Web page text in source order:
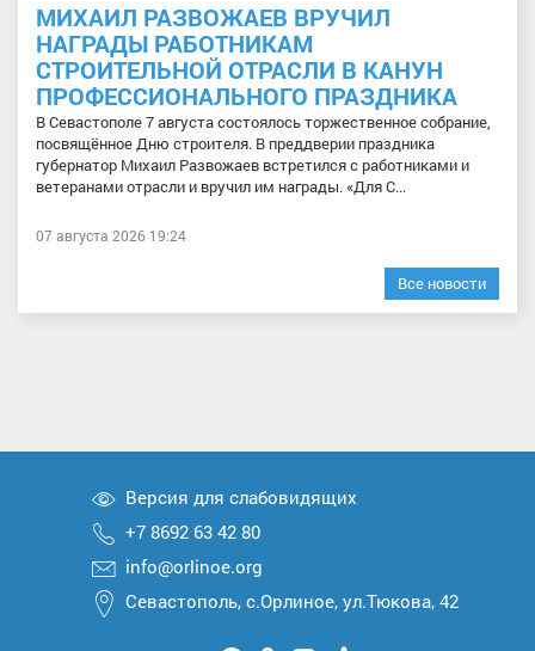
МИХАИЛ РАЗВОЖАЕВ ВРУЧИЛ
НАГРАДЫ РАБОТНИКАМ
СТРОИТЕЛЬНОЙ ОТРАСЛИ В КАНУН
ПРОФЕССИОНАЛЬНОГО ПРАЗДНИКА
В Севастополе 7 августа состоялось торжественное собрание,
посвящённое Дню строителя. В преддверии праздника
губернатор Михаил Развожаев встретился с работниками и
ветеранами отрасли и вручил им награды. «Для С...
07 августа 2026 19:24
Все новости
Версия для слабовидящих
+7 8692 63 42 80
info@orlinoe.org
Севастополь, с.Орлиное, ул.Тюкова, 42